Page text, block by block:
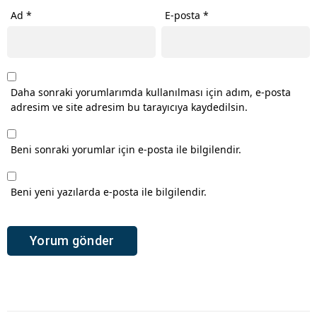
Ad * E-posta*
Daha sonraki yorumlarımda kullanılması için adım, e-posta
adresim ve site adresim bu tarayıcıya kaydedilsin.
Beni sonraki yorumlar için e-posta ile bilgilendir.
Beni yeni yazılarda e-posta ile bilgilendir.